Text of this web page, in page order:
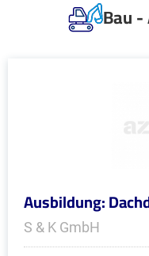
Bau
Ausbildung:
S & K GmbH